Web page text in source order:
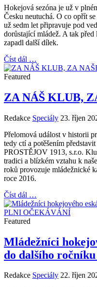
Hokejová sezóna je už v
Česku neutuchá. O co opřít
už sedm let připravuje pod
dorůstající mládež. A tak
zapadl další dílek.
Číst dál …
Featured
ZA NÁŠ KLUB,
Redakce Speciály 23. říjen
Přelomová událost v historii
tedy ctí a potěšením
PROSTĚJOV 1913, s.r.o.
tradici a blízkém vztahu k
roků provozuje mládežnické
roce 2016.
Číst dál …
Featured
Mládežníci
do dalšího
Redakce Speciály 22. říjen